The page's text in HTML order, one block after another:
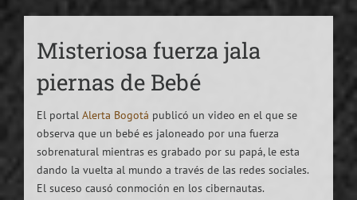
Misteriosa fuerza jala
piernas de Bebé
El portal Alerta Bogotá publicó un video en el que se
observa que un bebé es jaloneado por una fuerza
sobrenatural mientras es grabado por su papá, le esta
dando la vuelta al mundo a través de las redes sociales.
El suceso causó conmoción en los cibernautas.